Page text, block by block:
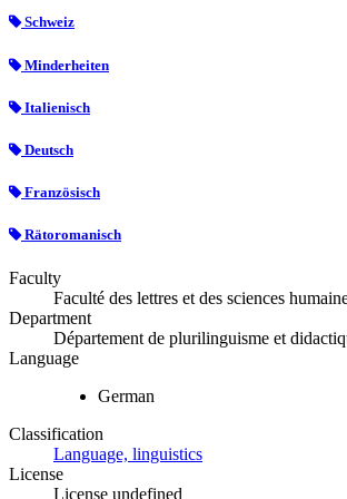
Schweiz
Minderheiten
Italienisch
Deutsch
Französisch
Rätoromanisch
Faculty
Faculté des lettres et des sciences
Department
Département de plurilinguisme et
Language
German
Classification
Language, linguistics
License
License undefined